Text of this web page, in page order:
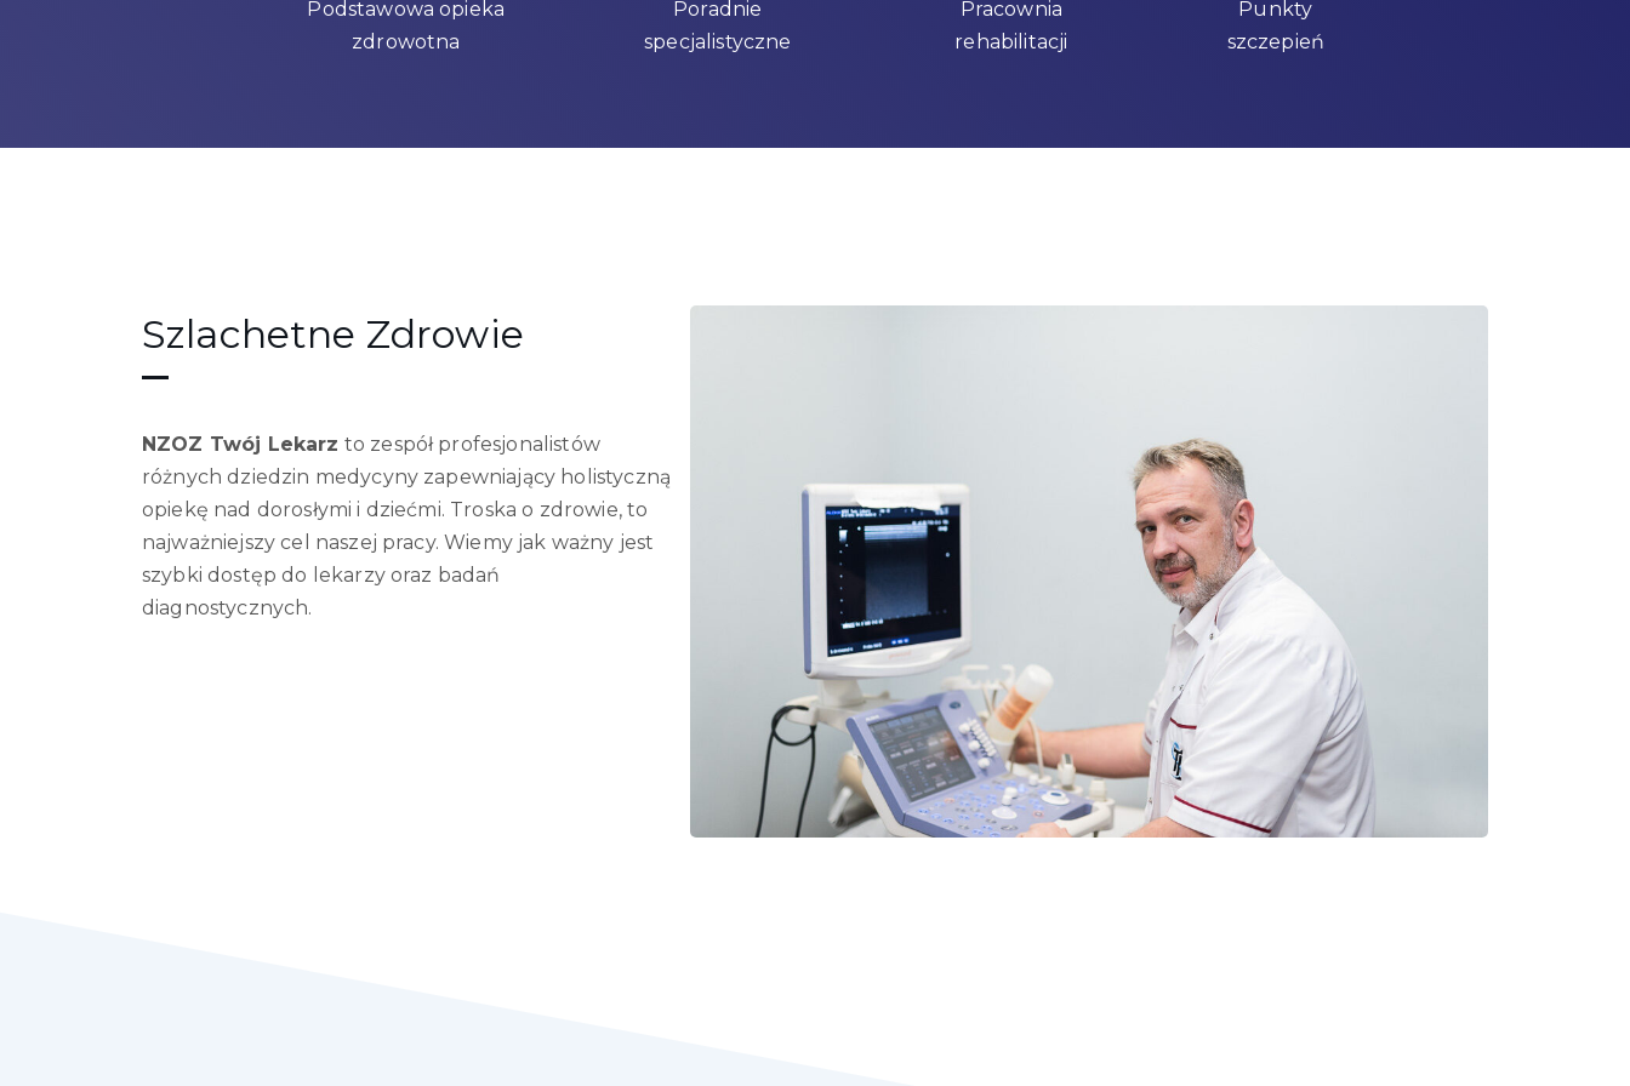
Podstawowa opieka
zdrowotna
Poradnie
specjalistyczne
Pracownia
rehabilitacji
Punkty
szczepień
Szlachetne Zdrowie
NZOZ Twój Lekarz to zespół profesjonalistów
różnych dziedzin medycyny zapewniający holistyczną
opiekę nad dorosłymi i dziećmi. Troska o zdrowie, to
najważniejszy cel naszej pracy. Wiemy jak ważny jest
szybki dostęp do lekarzy oraz badań
diagnostycznych.